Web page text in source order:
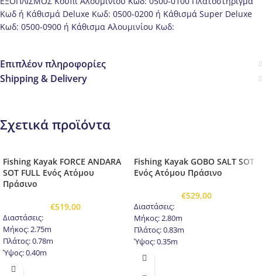
Kωδ ή Κάθισμά Deluxe Kωδ: 0500-0200 ή Κάθισμά Super Deluxe
Kωδ: 0500-0900 ή Κάθισμα Αλουμινίου Kωδ:
Επιπλέον πληροφορίες
Shipping & Delivery
Σχετικά προϊόντα
Fishing Kayak FORCE ANDARA
SOT FULL Ενός Ατόμου
Πράσινο
€519,00
Διαστάσεις:
Μήκος: 2.75m
Πλάτος: 0.78m
Ύψος: 0.40m
Βάρος: 19kg
Fishing Kayak GOBO SALT SOT
Ενός Ατόμου Πράσινο
€529,00
Διαστάσεις:
Μήκος: 2.80m
Πλάτος: 0.83m
Ύψος: 0.35m
Βάρος: 22kg